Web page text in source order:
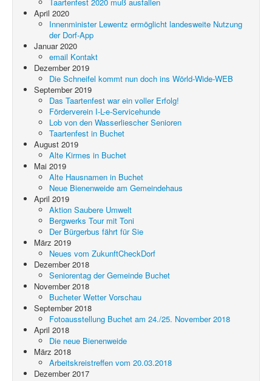
April 2020
Innenminister Lewentz ermöglicht landesweite Nutzung
der Dorf-App
Januar 2020
email Kontakt
Dezember 2019
Die Schneifel kommt nun doch ins Wörld-Wide-WEB
September 2019
Das Taartenfest war ein voller Erfolg!
Förderverein I-L-e-Servicehunde
Lob von den Wasserliescher Senioren
Taartenfest in Buchet
August 2019
Alte Kirmes in Buchet
Mai 2019
Alte Hausnamen in Buchet
Neue Bienenweide am Gemeindehaus
April 2019
Aktion Saubere Umwelt
Bergwerks Tour mit Toni
Der Bürgerbus fährt für Sie
März 2019
Neues vom ZukunftCheckDorf
Dezember 2018
Seniorentag der Gemeinde Buchet
November 2018
Bucheter Wetter Vorschau
September 2018
Fotoausstellung Buchet am 24./25. November 2018
April 2018
Die neue Bienenweide
März 2018
Arbeitskreistreffen vom 20.03.2018
Dezember 2017